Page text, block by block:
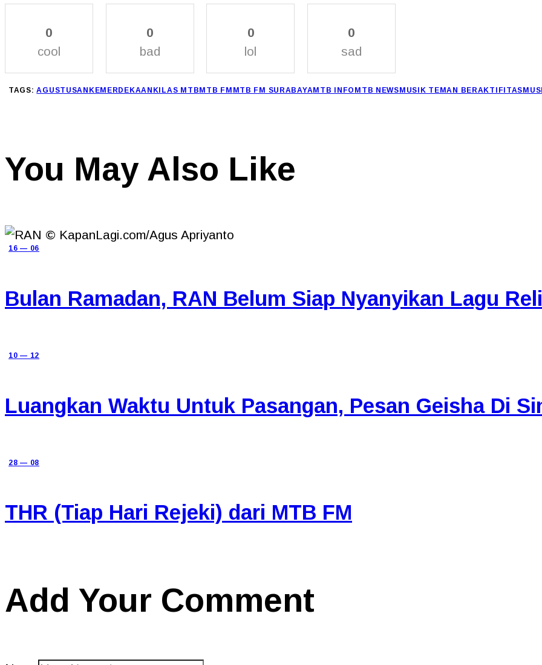
0
cool
0
bad
0
lol
0
sad
TAGS: AGUSTUSAN KEMERDEKAAN KILAS MTBMTB FM MTB FM SURABAYAMTB INFO MTB NEWSMUSIK TEMAN BERAKTIFITAS
You May Also Like
16 — 06
Bulan Ramadan, RAN Belum Siap Nyanyikan Lagu
10 — 12
Luangkan Waktu Untuk Pasangan, Pesan Geisha Di
28 — 08
THR (Tiap Hari Rejeki) dari MTB FM
Add Your Comment